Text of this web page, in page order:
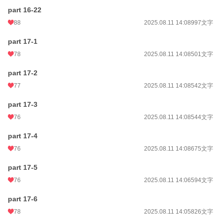
part 16-22
88 2025.08.11 14:08997文字
part 17-1
78 2025.08.11 14:08501文字
part 17-2
77 2025.08.11 14:08542文字
part 17-3
76 2025.08.11 14:08544文字
part 17-4
76 2025.08.11 14:08675文字
part 17-5
76 2025.08.11 14:06594文字
part 17-6
78 2025.08.11 14:05826文字